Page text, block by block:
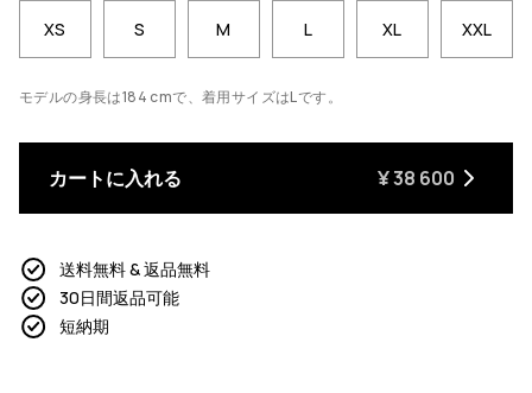
XS S M L XL XXL
モデルの身長は184 cmで、着用サイズはLです。
カートに入れる ¥ 38 600
送料無料 & 返品無料
30日間返品可能
短納期